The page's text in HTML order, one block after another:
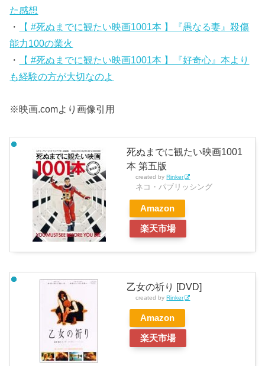
た感想
・
【 #死ぬまでに観たい映画1001本 】『愚なる妻』殺傷
能力100の業火
・
【 #死ぬまでに観たい映画1001本 】『好奇心』本より
も経験の方が大切なのよ
※映画.comより画像引用
死ぬまでに観たい映画1001
本 第五版
created byRinker
ネコ・パブリッシング
Amazon
楽天市場
乙女の祈り [DVD]
created byRinker
Amazon
楽天市場